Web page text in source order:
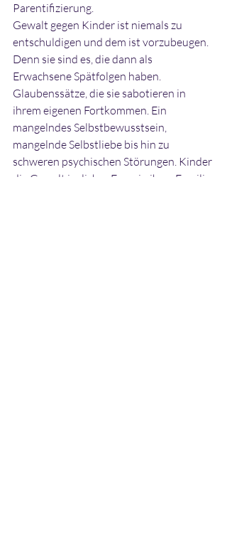
Parentifizierung.
Gewalt gegen Kinder ist niemals zu
entschuldigen und dem ist vorzubeugen.
Denn sie sind es, die dann als
Erwachsene Spätfolgen haben.
Glaubenssätze, die sie sabotieren in
ihrem eigenen Fortkommen. Ein
mangelndes Selbstbewusstsein,
mangelnde Selbstliebe bis hin zu
schweren psychischen Störungen. Kinder
die Gewalt jeglicher Form in ihrer Familie